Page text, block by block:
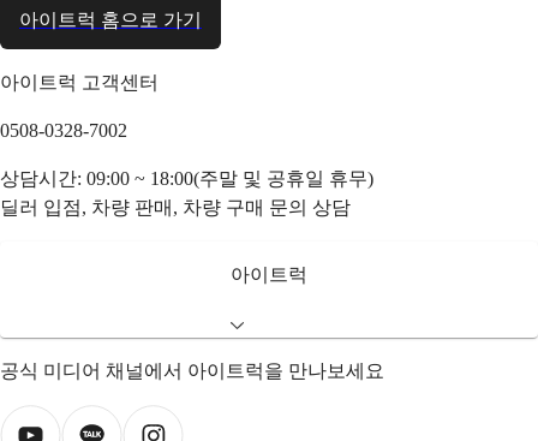
아이트럭 홈으로 가기
아이트럭 고객센터
0508-0328-7002
상담시간: 09:00 ~ 18:00(주말 및 공휴일 휴무)
딜러 입점, 차량 판매, 차량 구매 문의 상담
아이트럭
공식 미디어 채널에서 아이트럭을 만나보세요